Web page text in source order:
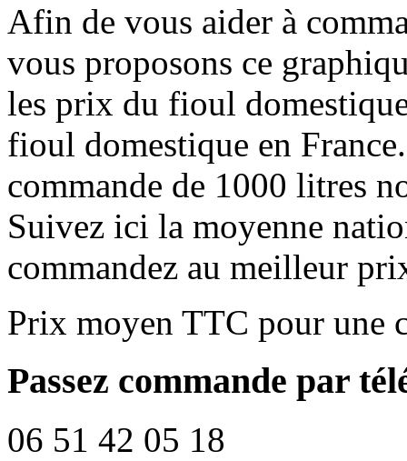
Afin de vous aider à
vous proposons ce
les prix du fioul
fioul domestique en
commande de 1000 litres
Suivez ici la moyenne
commandez au meilleur
Prix moyen TTC pour une
Passez commande par
06 51 42 05 18